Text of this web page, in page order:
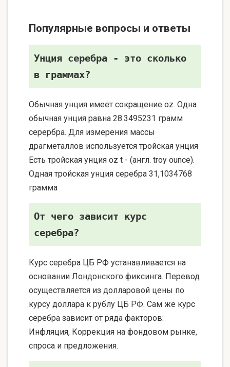
Популярные вопросы и ответы
Унция серебра - это сколько
в граммах?
Обычная унция имеет сокращение oz. Одна
обычная унция равна 28.3495231 грамм
серербра. Для измерения массы
драгметаллов используется тройская унция
Есть тройская унция oz t - (англ. troy ounce).
Одная тройская унция серебра 31,1034768
грамма
От чего зависит курс
серебра?
Курс серебра ЦБ РФ устанавливается на
основании Лондонского фиксинга. Перевод
осуществляется из долларовой цены по
курсу доллара к рублу ЦБ РФ. Сам же курс
серебра зависит от ряда факторов:
Инфляция, Коррекция на фондовом рынке,
спроса и предложения.